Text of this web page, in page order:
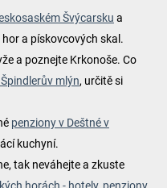
Švýcarsku a
a pískovcových skal.
a poznejte Krkonoše. Co
mlýn, určitě si
penziony v Deštné v
kuchyní.
tak neváhejte a zkuste